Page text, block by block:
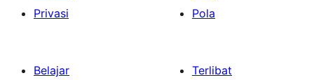
Privasi
Pola
Belajar
Terlibat